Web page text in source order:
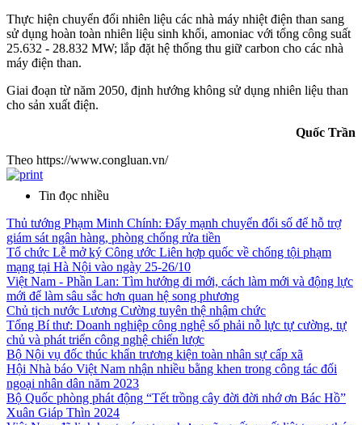
Thực hiện chuyển đổi nhiên liệu các nhà máy nhiệt điện than sang
sử dụng hoàn toàn nhiên liệu sinh khối, amoniac với tổng công suất
25.632 - 28.832 MW; lắp đặt hệ thống thu giữ carbon cho các nhà
máy điện than.
Giai đoạn từ năm 2050, định hướng không sử dụng nhiên liệu than
cho sản xuất điện.
Quốc Trần
Theo https://www.congluan.vn/
Tin đọc nhiều
Thủ tướng Phạm Minh Chính: Đẩy mạnh chuyển đổi số để hỗ trợ
giám sát ngân hàng, phòng chống rửa tiền
Tổ chức Lễ mở ký Công ước Liên hợp quốc về chống tội phạm
mạng tại Hà Nội vào ngày 25-26/10
Việt Nam - Phần Lan: Tìm hướng đi mới, cách làm mới và động lực
mới để làm sâu sắc hơn quan hệ song phương
Chủ tịch nước Lương Cường tuyên thệ nhậm chức
Tổng Bí thư: Doanh nghiệp công nghệ số phải nỗ lực tự cường, tự
chủ và phát triển công nghệ chiến lược
Bộ Nội vụ đốc thúc khẩn trương kiện toàn nhân sự cấp xã
Hội Nhà báo Việt Nam nhận nhiều bằng khen trong công tác đối
ngoại nhân dân năm 2023
Bộ Quốc phòng phát động “Tết trồng cây đời đời nhớ ơn Bác Hồ”
Xuân Giáp Thìn 2024